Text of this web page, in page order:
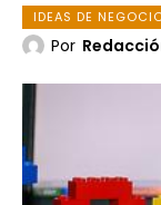
IDEAS DE
Por